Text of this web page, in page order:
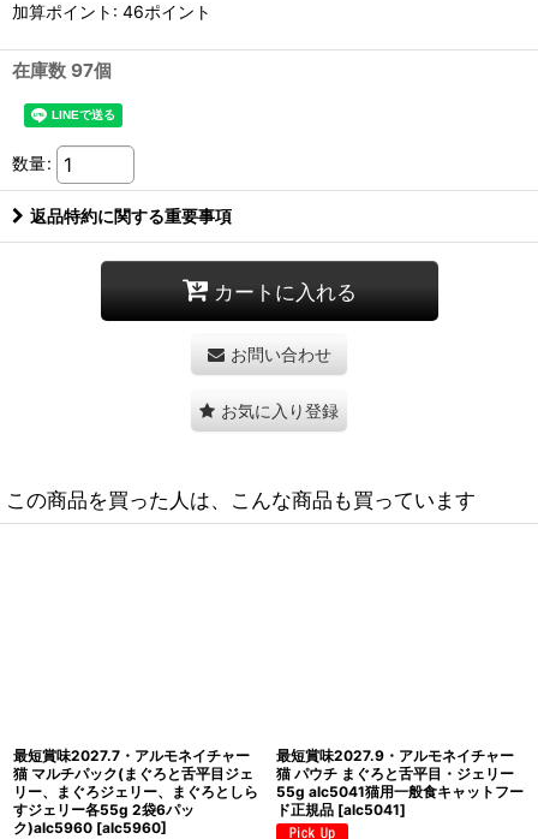
加算ポイント: 46ポイント
在庫数 97個
数量:
返品特約に関する重要事項
カートに入れる
お問い合わせ
お気に入り登録
この商品を買った人は、こんな商品も買っています
最短賞味2027.11・アルモネイチャー
猫 パウチ まぐろとしらす ジェリー
55g alc5043成猫用ウェット一般食
キャットフードalmo nature正規品
[alc5043]
NEW 最短賞味2027.5・アルモネイチ
ャー 猫 HFCユリナリーヘルプ 太平洋
まぐろとクランベリー50gパウチ
alc5863成猫シニア猫用一般食 正規
品 [alc5863